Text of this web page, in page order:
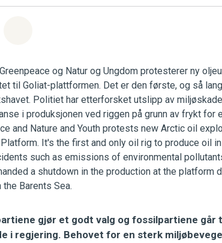
gjør et godt valg og fossilpartiene går
i regjering. Behovet for en sterk